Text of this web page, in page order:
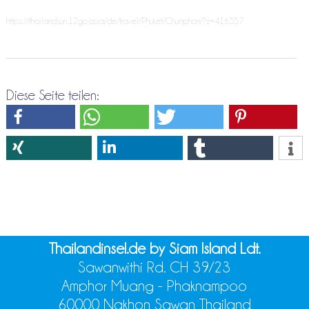
https://thailandsun.12go.asia/de/travel/Phuket/Chumphon/?z=416557
Diese Seite teilen:
Thailandinsel.de by Siam Island Ldt.
Sawanwithi Rd. CH 39/23
Amphor Muang - Phaknampoo
60000 Nakhon Sawan Thailand